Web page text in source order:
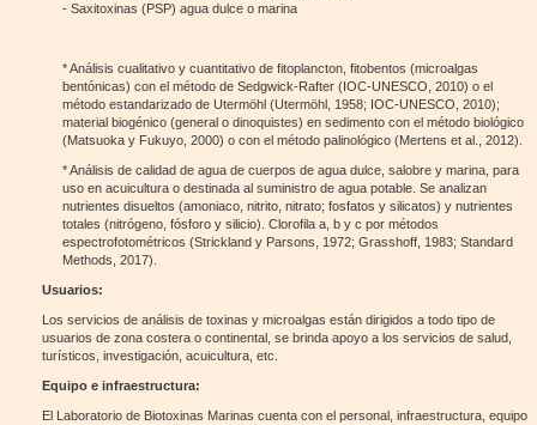
- Saxitoxinas (PSP) agua dulce o marina
* Análisis cualitativo y cuantitativo de fitoplancton, fitobentos (microalgas
bentónicas) con el método de Sedgwick-Rafter (IOC-UNESCO, 2010) o el
método estandarizado de Utermöhl (Utermöhl, 1958; IOC-UNESCO, 2010);
material biogénico (general o dinoquistes) en sedimento con el método biológico
(Matsuoka y Fukuyo, 2000) o con el método palinológico (Mertens et al., 2012).
* Análisis de calidad de agua de cuerpos de agua dulce, salobre y marina, para
uso en acuicultura o destinada al suministro de agua potable. Se analizan
nutrientes disueltos (amoniaco, nitrito, nitrato; fosfatos y silicatos) y nutrientes
totales (nitrógeno, fósforo y silicio). Clorofila a, b y c por métodos
espectrofotométricos (Strickland y Parsons, 1972; Grasshoff, 1983; Standard
Methods, 2017).
Usuarios:
Los servicios de análisis de toxinas y microalgas están dirigidos a todo tipo de
usuarios de zona costera o continental, se brinda apoyo a los servicios de salud,
turísticos, investigación, acuicultura, etc.
Equipo e infraestructura:
El Laboratorio de Biotoxinas Marinas cuenta con el personal, infraestructura, equipo